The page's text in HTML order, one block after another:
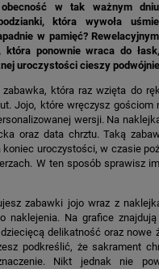
w tak ważnym
która wywoła
w pamięć?
która ponownie wraca do
uroczystości cieszy
która raz wzięta do
Jojo, które wręczysz gościom
wersji. Na
oraz data chrztu. Taką
uroczystości, w czasie
W ten sposób sprawisz
zabawki jojo wraz z
naklejenia. Na grafice
delikatność oraz nowe
podkreślić, że sakrament
Nikt jednak nie